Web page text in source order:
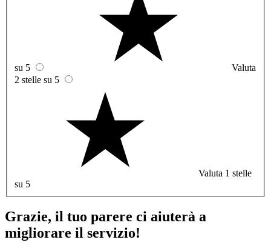
su 5
Valuta
2 stelle su 5
Valuta 1 stelle
su 5
Grazie, il tuo parere ci aiuterà a
migliorare il servizio!